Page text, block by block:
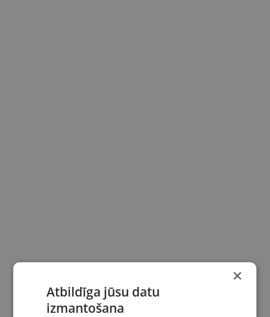
×
Atbildīga jūsu datu
izmantošana